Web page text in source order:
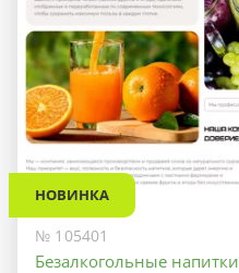
НОВИНКА
№ 105401
Безалкогольные напитки